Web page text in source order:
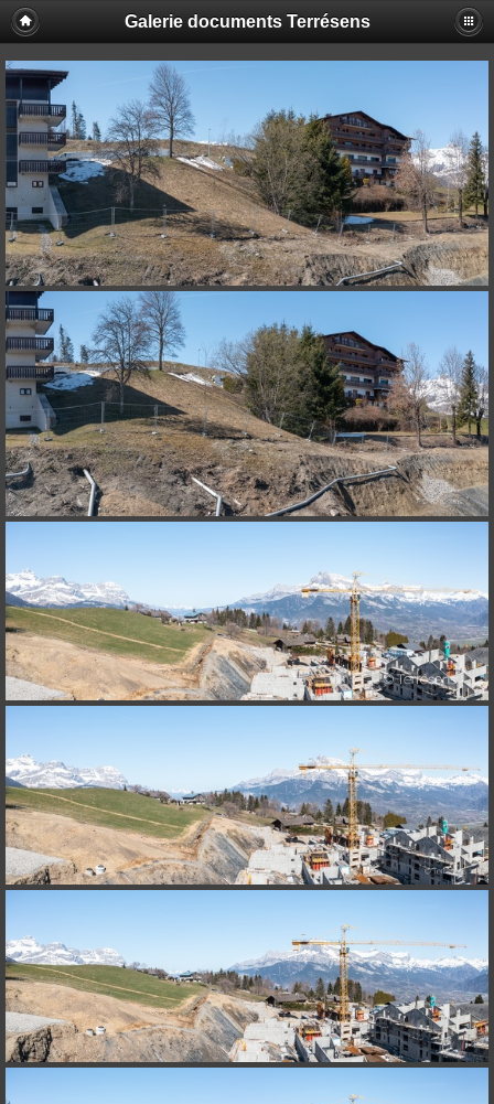
Galerie documents Terrésens